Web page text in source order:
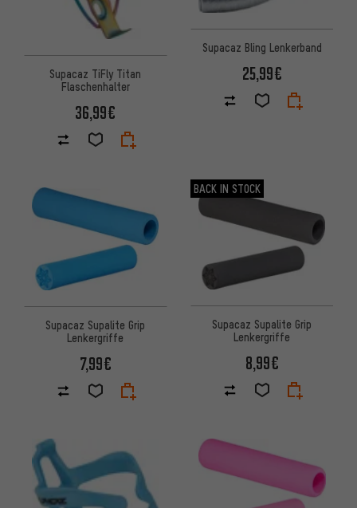
Supacaz TiFly Titan
Flaschenhalter
36,99€
Supacaz Bling Lenkerband
25,99€
Supacaz Supalite Grip
Lenkergriffe
7,99€
BACK IN STOCK
Supacaz Supalite Grip
Lenkergriffe
8,99€